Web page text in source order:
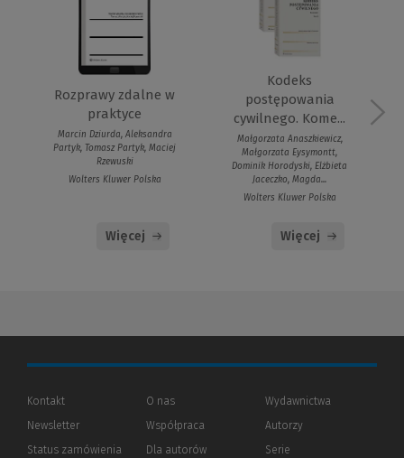
Rozprawy zdalne w
praktyce
Marcin Dziurda, Aleksandra
Partyk, Tomasz Partyk, Maciej
Rzewuski
Wolters Kluwer Polska
Więcej
Kodeks
postępowania
cywilnego. Kome...
Małgorzata Anaszkiewicz,
Małgorzata Eysymontt,
Dominik Horodyski, Elżbieta
Jaceczko, Magda...
Wolters Kluwer Polska
Więcej
Kontakt
Newsletter
Status zamówienia
O nas
Współpraca
Dla autorów(Nowe
(Link
Wydawnictwa
Autorzy
Serie